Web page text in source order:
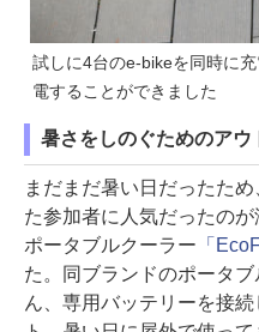
試しに4台のe-bikeを同時に
電することができました
暑さをしのぐためのアウ
まだまだ暑い日だったた
た参加者に人気だったの
ポータブルクーラー 「
た。同ブランドのポータ
ん、専用バッテリーを接